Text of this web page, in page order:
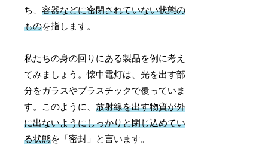
ち、容器などに密閉されていない状態の
ものを指します。
私たちの身の回りにある製品を例に考え
てみましょう。懐中電灯は、光を出す部
分をガラスやプラスチックで覆っていま
す。このように、放射線を出す物質が外
に出ないようにしっかりと閉じ込めてい
る状態を「密封」と言います。